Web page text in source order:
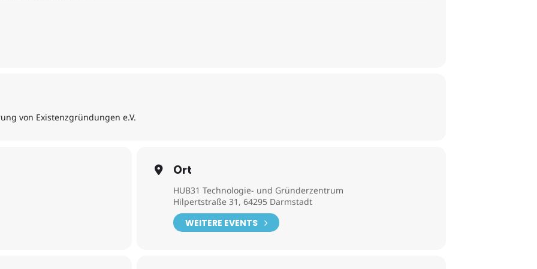
in Kooperation mit dem HUB31 in Darmstadt statt:
von Existenzgründungen e.V.
Ort
HUB31 Technologie- und Gründerzentrum
Hilpertstraße 31, 64295 Darmstadt
WEITERE EVENTS